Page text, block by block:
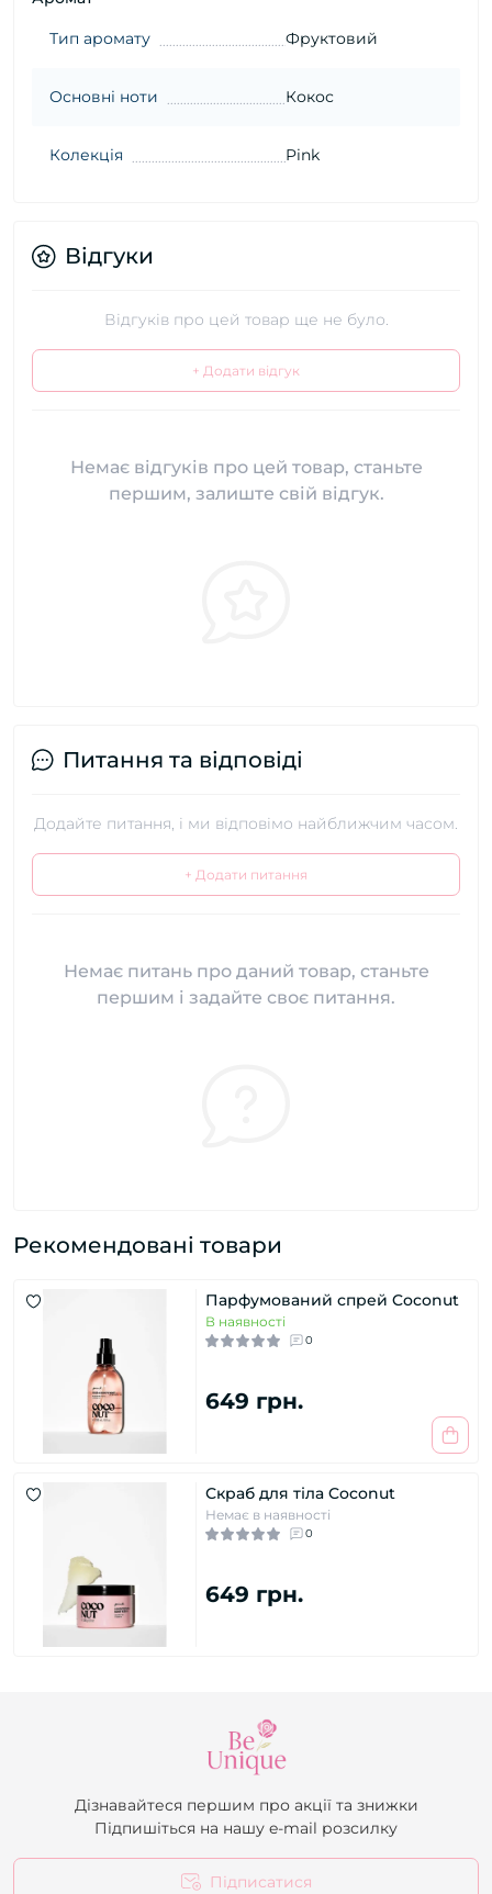
Тип аромату Фруктовий
Основні ноти Кокос
Колекція Pink
Відгуки
Відгуків про цей товар ще не було.
+ Додати відгук
Немає відгуків про цей товар, станьте
першим, залиште свій відгук.
Питання та відповіді
Додайте питання, і ми відповімо найближчим часом.
+ Додати питання
Немає питань про даний товар, станьте
першим і задайте своє питання.
Рекомендовані товари
Парфумований спрей Coconut
В наявності
0
649 грн.
Скраб для тіла Coconut
Немає в наявності
0
649 грн.
Дізнавайтеся першим про акції та знижки
Підпишіться на нашу e-mail розсилку
Підписатися